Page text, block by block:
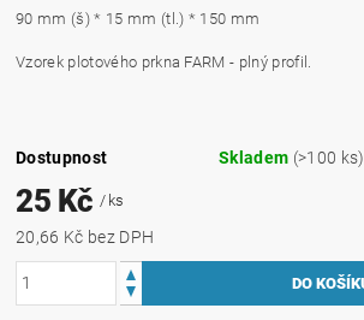
90 mm (š) * 15 mm (tl.) * 150 mm
Vzorek plotového prkna FARM - plný profil.
Dostupnost Skladem (>100 ks)
25 Kč/ ks
20,66 Kč bez DPH